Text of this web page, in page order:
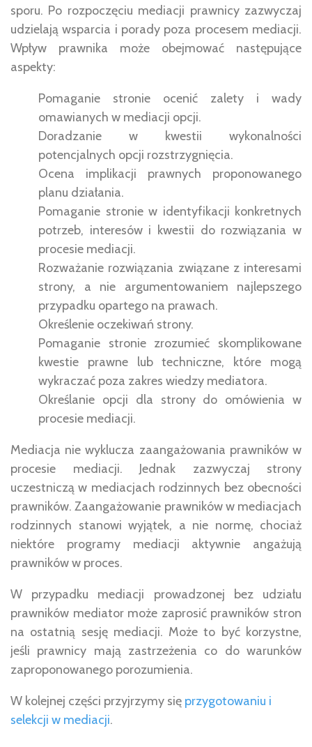
sporu. Po rozpoczęciu mediacji prawnicy zazwyczaj
udzielają wsparcia i porady poza procesem mediacji.
Wpływ prawnika może obejmować następujące
aspekty:
Pomaganie stronie ocenić zalety i wady
omawianych w mediacji opcji.
Doradzanie w kwestii wykonalności
potencjalnych opcji rozstrzygnięcia.
Ocena implikacji prawnych proponowanego
planu działania.
Pomaganie stronie w identyfikacji konkretnych
potrzeb, interesów i kwestii do rozwiązania w
procesie mediacji.
Rozważanie rozwiązania związane z interesami
strony, a nie argumentowaniem najlepszego
przypadku opartego na prawach.
Określenie oczekiwań strony.
Pomaganie stronie zrozumieć skomplikowane
kwestie prawne lub techniczne, które mogą
wykraczać poza zakres wiedzy mediatora.
Określanie opcji dla strony do omówienia w
procesie mediacji.
Mediacja nie wyklucza zaangażowania prawników w
procesie mediacji. Jednak zazwyczaj strony
uczestniczą w mediacjach rodzinnych bez obecności
prawników. Zaangażowanie prawników w mediacjach
rodzinnych stanowi wyjątek, a nie normę, chociaż
niektóre programy mediacji aktywnie angażują
prawników w proces.
W przypadku mediacji prowadzonej bez udziału
prawników mediator może zaprosić prawników stron
na ostatnią sesję mediacji. Może to być korzystne,
jeśli prawnicy mają zastrzeżenia co do warunków
zaproponowanego porozumienia.
W kolejnej części przyjrzymy się przygotowaniu i
selekcji w mediacji.